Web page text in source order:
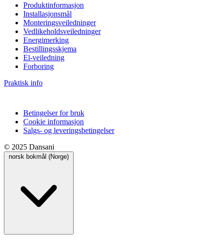
Produktinformasjon
Installasjonsmål
Monteringsveiledninger
Vedlikeholdsveiledninger
Energimerking
Bestillingsskjema
El-veiledning
Forboring
Praktisk info
Betingelser for bruk
Cookie informasjon
Salgs- og leveringsbetingelser
© 2025 Dansani
norsk bokmål (Norge)